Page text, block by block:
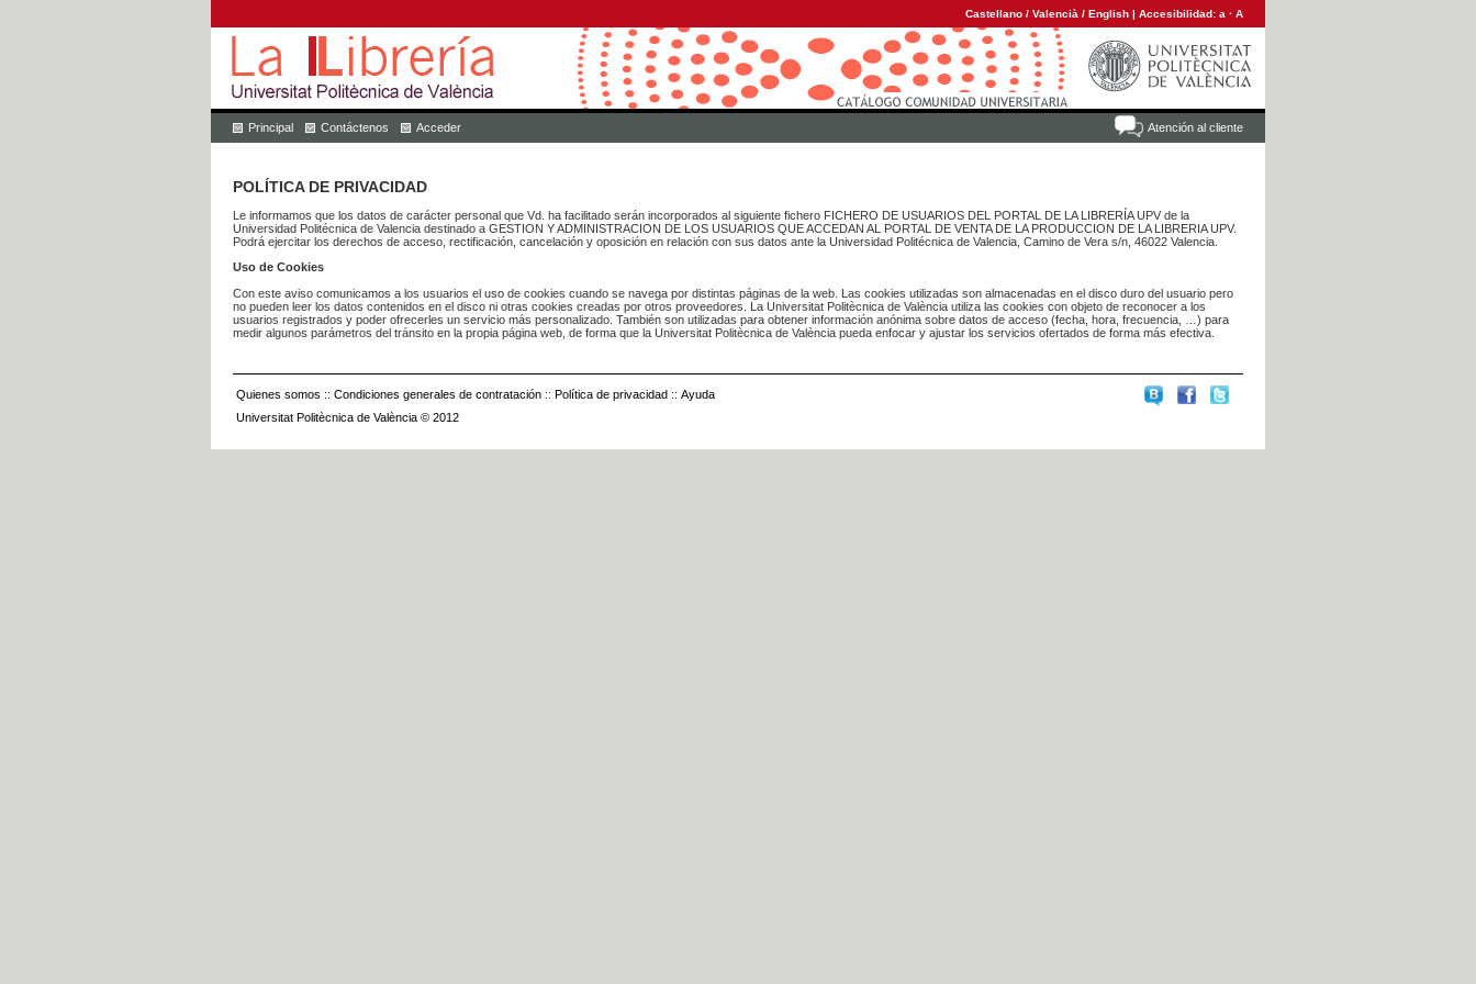
Castellano / Valencià / English | Accesibilidad: a · A
Atención al cliente
Principal Contáctenos Acceder
POLÍTICA DE PRIVACIDAD
Le informamos que los datos de carácter personal que Vd. ha facilitado serán incorporados al siguiente fichero FICHERO DE USUARIOS DEL PORTAL DE LA LIBRERÍA UPV de la
Universidad Politécnica de Valencia destinado a GESTION Y ADMINISTRACION DE LOS USUARIOS QUE ACCEDAN AL PORTAL DE VENTA DE LA PRODUCCION DE LA LIBRERIA UPV.
Podrá ejercitar los derechos de acceso, rectificación, cancelación y oposición en relación con sus datos ante la Universidad Politécnica de Valencia, Camino de Vera s/n, 46022 Valencia.
Uso de Cookies
Con este aviso comunicamos a los usuarios el uso de cookies cuando se navega por distintas páginas de la web. Las cookies utilizadas son almacenadas en el disco duro del usuario pero
no pueden leer los datos contenidos en el disco ni otras cookies creadas por otros proveedores. La Universitat Politècnica de València utiliza las cookies con objeto de reconocer a los
usuarios registrados y poder ofrecerles un servicio más personalizado. También son utilizadas para obtener información anónima sobre datos de acceso (fecha, hora, frecuencia, …) para
medir algunos parámetros del tránsito en la propia página web, de forma que la Universitat Politècnica de València pueda enfocar y ajustar los servicios ofertados de forma más efectiva.
Quienes somos :: Condiciones generales de contratación :: Política de privacidad :: Ayuda
Universitat Politècnica de València © 2012